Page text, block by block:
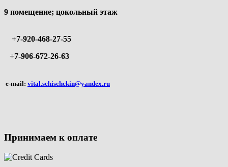
9 помещение; цокольный этаж
+7-920-468-27-55
+7-906-672-26-63
e-mail: vital.schischckin@yandex.ru
Принимаем к оплате